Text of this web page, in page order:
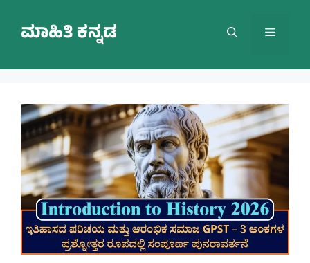
contentಮಾಹಿತಿ ಕನ್ನಡ Menu